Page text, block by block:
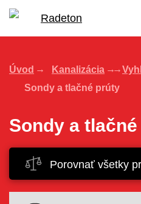
Úvod Kanalizácia
Sondy a tlačné prúty
Sondy a
Porovnať všetky